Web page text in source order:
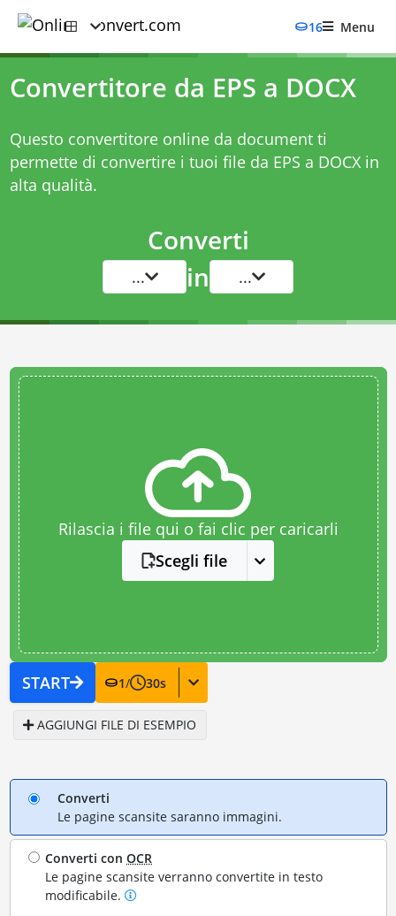
16 Menu
Convertitore da EPS a DOCX
Questo convertitore online da document ti
permette di convertire i tuoi file da EPS a DOCX in
alta qualità.
Converti
... in ...
Rilascia i file qui o fai clic per caricarli
Scegli file
START 1/ 30s
AGGIUNGI FILE DI ESEMPIO
Converti
Le pagine scansite saranno immagini.
Converti conOCR
Le pagine scansite verranno convertite in testo
modificabile.